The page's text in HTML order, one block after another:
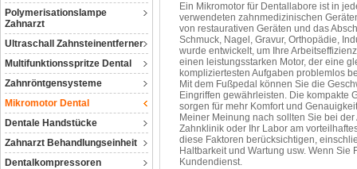
Polymerisationslampe
Zahnarzt
Ultraschall Zahnsteinentferner
Multifunktionsspritze Dental
Zahnröntgensysteme
Mikromotor Dental
Dentale Handstücke
Zahnarzt Behandlungseinheit
Dentalkompressoren‎
Ein Mikromotor für Dentallabore ist in
verwendeten zahnmedizinischen
von restaurativen Geräten und das
Schmuck, Nagel, Gravur, Orthopädie,
wurde entwickelt, um Ihre
einen leistungsstarken Motor, der eine
kompliziertesten Aufgaben problemlos
Mit dem Fußpedal können Sie die
Eingriffen gewährleisten. Die kompakte
sorgen für mehr Komfort und
Meiner Meinung nach sollten Sie bei
Zahnklinik oder Ihr Labor am
diese Faktoren berücksichtigen,
Haltbarkeit und Wartung usw. Wenn
Kundendienst.